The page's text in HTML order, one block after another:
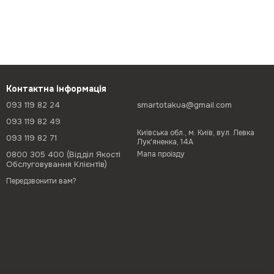
Контактна інформація
093 119 82 24
093 119 82 49
093 119 82 71
0800 305 400 (Відділ Якості
Обслуговування Клієнтів)
Передзвонити вам?
smartotakua@gmail.com
Київська обл., м. Київ, вул. Левка
Лук'яненка, 14А
Мапа проїзду